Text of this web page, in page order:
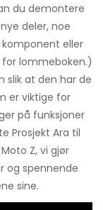
du demontere
deler, noe
eller
lommeboken.)
slik at den har de
er viktige for
på funksjoner
Prosjekt Ara til
Z, vi gjør
spennende
sine.